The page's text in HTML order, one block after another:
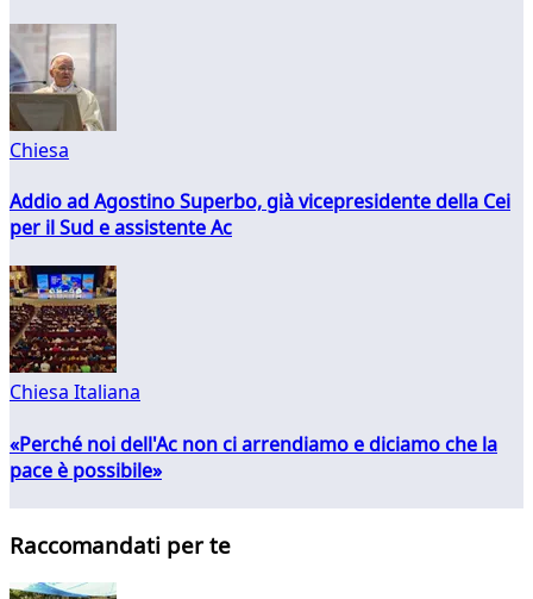
Chiesa
Addio ad Agostino Superbo, già vicepresidente della Cei
per il Sud e assistente Ac
Chiesa Italiana
«Perché noi dell'Ac non ci arrendiamo e diciamo che la
pace è possibile»
Raccomandati per te